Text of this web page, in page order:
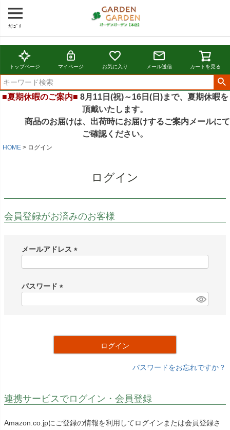
ｶﾃｺﾞﾘ
トップページ マイページ お気に入り メール送信 カートを見る
■夏期休暇のご案内■ 8月11日(祝)～16日(日)まで、夏期休暇を
頂戴いたします。
商品のお届けは、出荷時にお届けするご案内メールにて
ご確認ください。
HOME ログイン
ログイン
会員登録がお済みのお客様
メールアドレス
)
パスワード
ログイン
パスワードをお忘れですか？
連携サービスでログイン・会員登録
Amazon.co.jpにご登録の情報を利用してログインまたは会員登録さ